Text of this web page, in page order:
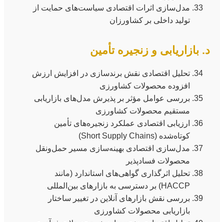
مدل‌سازی اثرات اقتصادی سیاست‌های حمایت از
تولید داخلی بر کشاورزان
د. بازاریابی و زنجیره تأمین
تحلیل اقتصادی نقش برندسازی در افزایش ارزش
افزوده محصولات کشاورزی
بررسی عوامل مؤثر بر پذیرش مدل‌های بازاریابی
مستقیم محصولات کشاورزی
ارزیابی اقتصادی عملکرد زنجیره‌های تأمین
کوتاه‌شده (Short Supply Chains)
مدل‌سازی اقتصادی بهینه‌سازی مسیر حمل‌ونقل
محصولات فسادپذیر
تحلیل اثرگذاری گواهی‌های استاندارد (مانند
HACCP) بر دسترسی به بازارهای بین‌المللی
بررسی نقش بازارهای آنلاین در تغییر ساختار
بازاریابی محصولات کشاورزی